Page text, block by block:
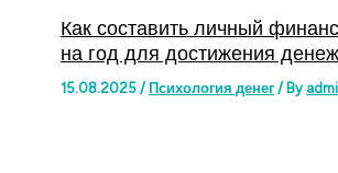
Как составить личный
на год для достижения
15.08.2025/ Психология денег / By